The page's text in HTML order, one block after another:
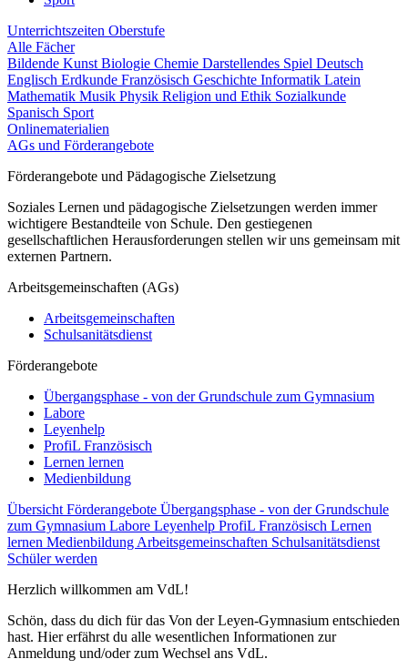
Unterrichtszeiten Oberstufe
Alle Fächer
Bildende Kunst Biologie Chemie Darstellendes Spiel Deutsch
Englisch Erdkunde Französisch Geschichte Informatik Latein
Mathematik Musik Physik Religion und Ethik Sozialkunde
Spanisch Sport
Onlinematerialien
AGs und Förderangebote
Förderangebote und Pädagogische Zielsetzung
Soziales Lernen und pädagogische Zielsetzungen werden immer
wichtigere Bestandteile von Schule. Den gestiegenen
gesellschaftlichen Herausforderungen stellen wir uns gemeinsam mit
externen Partnern.
Arbeitsgemeinschaften (AGs)
Arbeitsgemeinschaften
Schulsanitätsdienst
Förderangebote
Übergangsphase - von der Grundschule zum Gymnasium
Labore
Leyenhelp
ProfiL Französisch
Lernen lernen
Medienbildung
Übersicht Förderangebote Übergangsphase - von der Grundschule
zum Gymnasium Labore Leyenhelp ProfiL Französisch Lernen
lernen Medienbildung Arbeitsgemeinschaften Schulsanitätsdienst
Schüler werden
Herzlich willkommen am VdL!
Schön, dass du dich für das Von der Leyen-Gymnasium entschieden
hast. Hier erfährst du alle wesentlichen Informationen zur
Anmeldung und/oder zum Wechsel ans VdL.